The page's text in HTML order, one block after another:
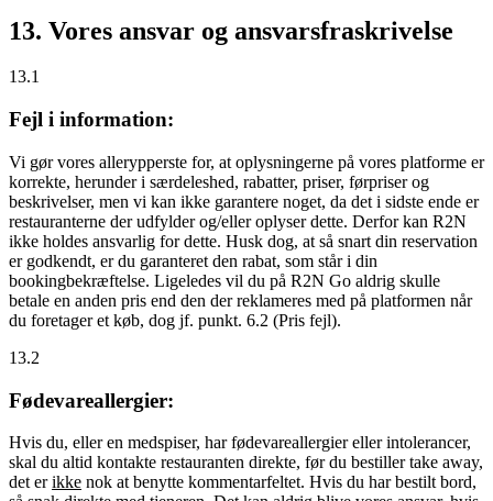
13. Vores ansvar og ansvarsfraskrivelse
13.1
Fejl i information:
Vi gør vores allerypperste for, at oplysningerne på vores platforme er
korrekte, herunder i særdeleshed, rabatter, priser, førpriser og
beskrivelser, men vi kan ikke garantere noget, da det i sidste ende er
restauranterne der udfylder og/eller oplyser dette. Derfor kan R2N
ikke holdes ansvarlig for dette. Husk dog, at så snart din reservation
er godkendt, er du garanteret den rabat, som står i din
bookingbekræftelse. Ligeledes vil du på R2N Go aldrig skulle
betale en anden pris end den der reklameres med på platformen når
du foretager et køb, dog jf. punkt. 6.2 (Pris fejl).
13.2
Fødevareallergier:
Hvis du, eller en medspiser, har fødevareallergier eller intolerancer,
skal du altid kontakte restauranten direkte, før du bestiller take away,
det erikke nok at benytte kommentarfeltet. Hvis du har bestilt bord,